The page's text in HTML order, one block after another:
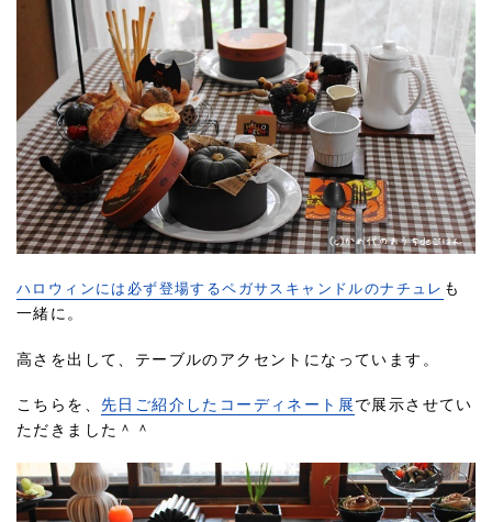
ハロウィンには必ず登場するペガサスキャンドルのナチュレ も
一緒に。
高さを出して、テーブルのアクセントになっています。
こちらを、 先日ご紹介したコーディネート展 で展示させてい
ただきました＾＾